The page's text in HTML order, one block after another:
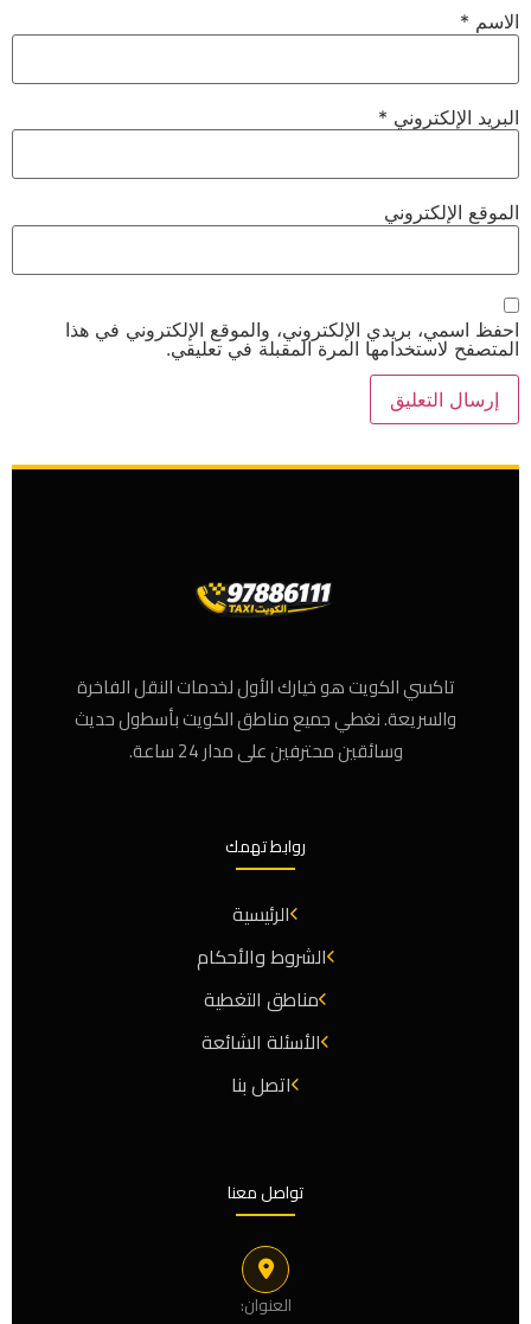
الاسم *
البريد الإلكتروني *
الموقع الإلكتروني
احفظ اسمي، بريدي الإلكتروني، والموقع الإلكتروني في هذا
المتصفح لاستخدامها المرة المقبلة في تعليقي.
تاكسي الكويت هو خيارك الأول لخدمات النقل الفاخرة
والسريعة. نغطي جميع مناطق الكويت بأسطول حديث
وسائقين محترفين على مدار 24 ساعة.
روابط تهمك
الرئيسية
الشروط والأحكام
مناطق التغطية
الأسئلة الشائعة
اتصل بنا
تواصل معنا
العنوان: